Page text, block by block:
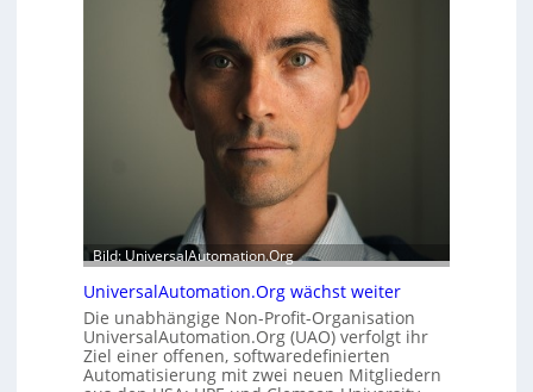
a
t
A
b
a
u
h
e
m
m
n
u
l
e
i
t
0
u
n
4
0
A
Bild: UniversalAutomation.Org
UniversalAutomation.Org wächst weiter
Die unabhängige Non-Profit-Organisation
UniversalAutomation.Org (UAO) verfolgt ihr
Ziel einer offenen, softwaredefinierten
Automatisierung mit zwei neuen Mitgliedern